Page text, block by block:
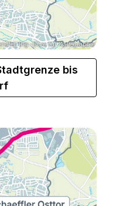
Ing.-Büro für Kartographie
bis